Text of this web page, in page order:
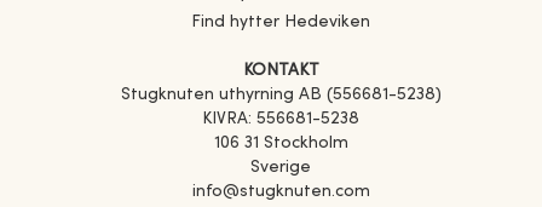
Find hytter Hedeviken
KONTAKT
Stugknuten uthyrning AB (556681-5238)
KIVRA: 556681-5238
106 31 Stockholm
Sverige
info@stugknuten.com